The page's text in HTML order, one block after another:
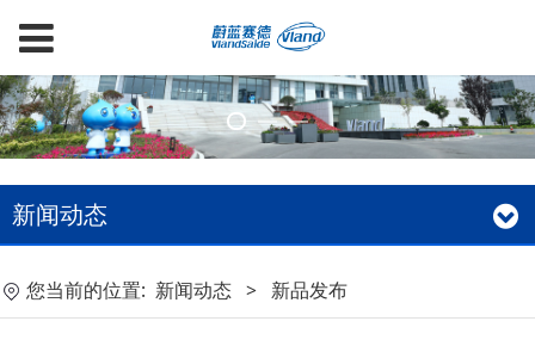
新闻动态
您当前的位置: 新闻动态 > 新品发布